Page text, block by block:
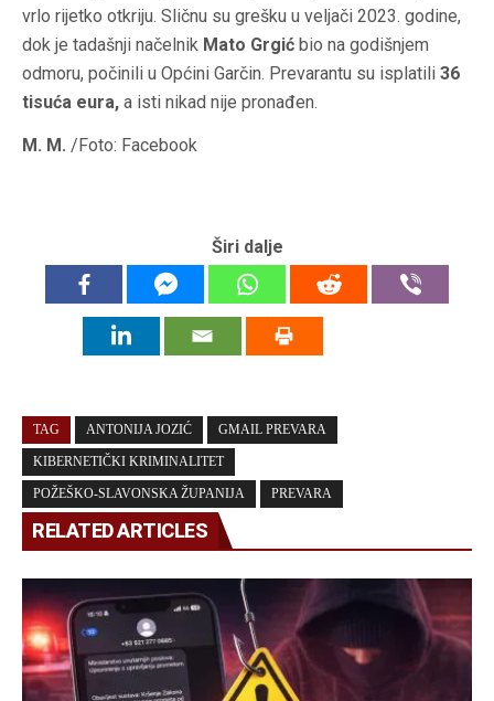
vrlo rijetko otkriju. Sličnu su grešku u veljači 2023. godine,
dok je tadašnji načelnik Mato Grgić bio na godišnjem
odmoru, počinili u Općini Garčin. Prevarantu su isplatili 36
tisuća eura, a isti nikad nije pronađen.
M. M. /Foto: Facebook
Širi dalje
TAG ANTONIJA JOZIĆ GMAIL PREVARA
KIBERNETIČKI KRIMINALITET
POŽEŠKO-SLAVONSKA ŽUPANIJA PREVARA
RELATED ARTICLES